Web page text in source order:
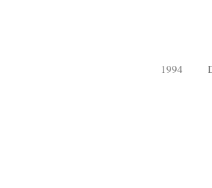
200m
4. Platz
DMS
1994
in der
1. Platz
3. Platz
und in
3. Platz